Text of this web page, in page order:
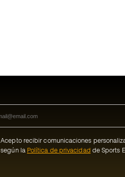
Acepto recibir comunicaciones
según la Política de privacidad de Sports